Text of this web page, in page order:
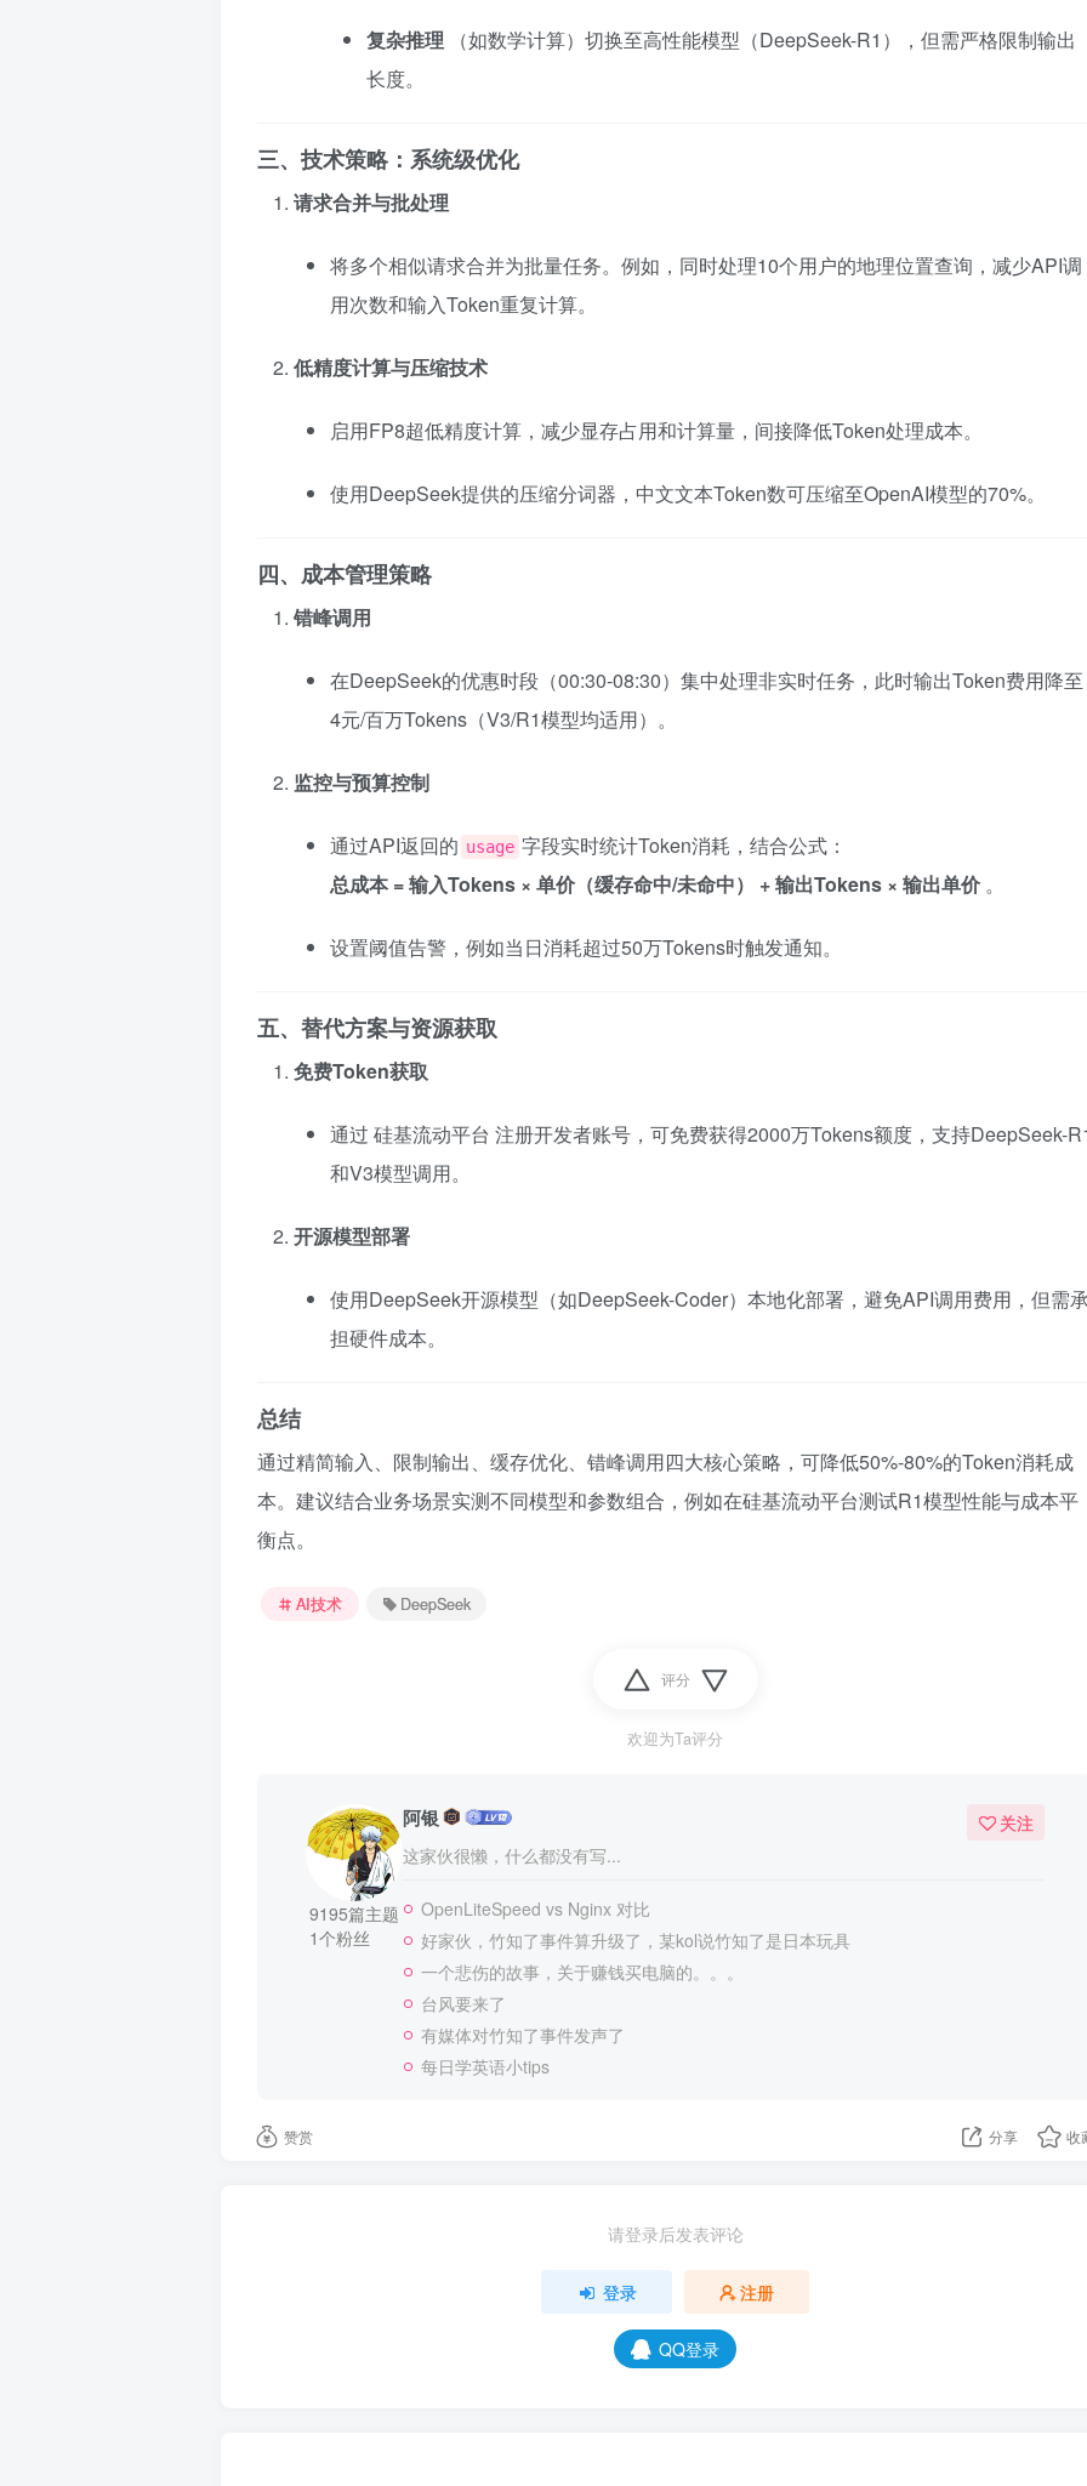
复杂推理
（如数学计算）切换至高性能模型（DeepSeek-R1），但需严格限制输出
长度。
三、技术策略：系统级优化
请求合并与批处理
将多个相似请求合并为批量任务。例如，同时处理10个用户的地理位置查询，减少API调
用次数和输入Token重复计算。
低精度计算与压缩技术
启用FP8超低精度计算，减少显存占用和计算量，间接降低Token处理成本。
使用DeepSeek提供的压缩分词器，中文文本Token数可压缩至OpenAI模型的70%。
四、成本管理策略
错峰调用
在DeepSeek的优惠时段（00:30-08:30）集中处理非实时任务，此时输出Token费用降至
4元/百万Tokens（V3/R1模型均适用）。
监控与预算控制
通过API返回的 usage 字段实时统计Token消耗，结合公式：
总成本 = 输入Tokens × 单价（缓存命中/未命中） + 输出Tokens × 输出单价。
设置阈值告警，例如当日消耗超过50万Tokens时触发通知。
五、替代方案与资源获取
免费Token获取
通过 硅基流动平台 注册开发者账号，可免费获得2000万Tokens额度，支持DeepSeek-
和V3模型调用。
开源模型部署
使用DeepSeek开源模型（如DeepSeek-Coder）本地化部署，避免API调用费用，但需
担硬件成本。
总结
通过精简输入、限制输出、缓存优化、错峰调用四大核心策略，可降低50%-80%的Token消耗成
本。建议结合业务场景实测不同模型和参数组合，例如在硅基流动平台测试R1模型性能与成本平
衡点。
AI技术 DeepSeek
评分
欢迎为Ta评分
9195篇主题
1个粉丝
阿银
这家伙很懒，什么都没有写...
关注
OpenLiteSpeed vs Nginx 对比
好家伙，竹知了事件算升级了，某kol说竹知了是日本玩具
一个悲伤的故事，关于赚钱买电脑的。。。
台风要来了
有媒体对竹知了事件发声了
每日学英语小tips
赞赏 分享 收
请登录后发表评论
登录 注册
QQ登录